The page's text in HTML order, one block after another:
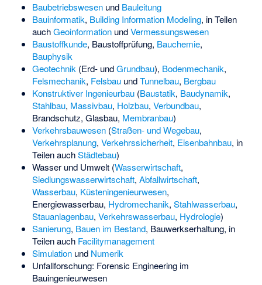
Baubetriebswesenund Bauleitung
Bauinformatik, Building Information Modeling, in Teilen
auchGeoinformationundVermessungswesen
Baustoffkunde, Baustoffprüfung, Bauchemie,
Bauphysik
Geotechnik (Erd- undGrundbau), Bodenmechanik,
Felsmechanik, FelsbauundTunnelbau, Bergbau
Konstruktiver Ingenieurbau(Baustatik, Baudynamik,
Stahlbau, Massivbau, Holzbau, Verbundbau,
Brandschutz, Glasbau, Membranbau)
Verkehrsbauwesen(Straßen- und Wegebau,
Verkehrsplanung, Verkehrssicherheit, Eisenbahnbau, in
Teilen auchStädtebau)
Wasser und Umwelt (Wasserwirtschaft,
Siedlungswasserwirtschaft, Abfallwirtschaft,
Wasserbau, Küsteningenieurwesen,
Energiewasserbau, Hydromechanik, Stahlwasserbau,
Stauanlagenbau, Verkehrswasserbau, Hydrologie)
Sanierung, Bauen im Bestand, Bauwerkserhaltung, in
Teilen auch Facilitymanagement
Simulationund Numerik
Unfallforschung: Forensic Engineering im
Bauingenieurwesen